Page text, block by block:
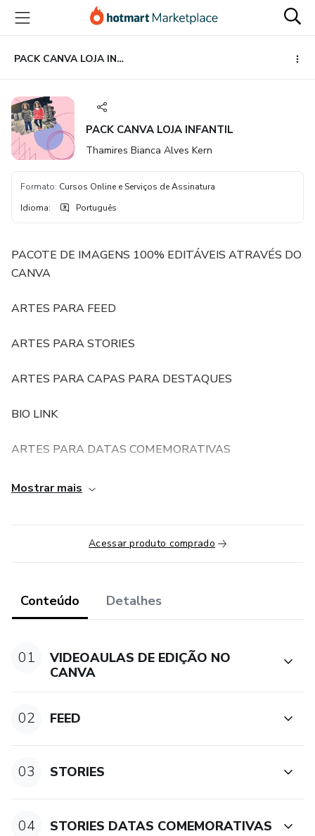
para
conteúdo
principal
para
pagamento
para
rodapé
PACK CANVA LOJA INFANTIL
PACK CANVA LOJA INFANTIL
Thamires Bianca Alves Kern
Formato: Cursos Online e Serviços de Assinatura
Idioma: Português
PACOTE DE IMAGENS 100% EDITÁVEIS ATRAVÉS DO
CANVA
ARTES PARA FEED
ARTES PARA STORIES
ARTES PARA CAPAS PARA DESTAQUES
BIO LINK
ARTES PARA DATAS COMEMORATIVAS
SUPORTE EXCLUSIVO VIA WHATS APP
Mostrar mais
Acessar produto comprado
Conteúdo Detalhes
01
VIDEOAULAS DE EDIÇÃO NO
CANVA
02 FEED
03 STORIES
04 STORIES DATAS COMEMORATIVAS